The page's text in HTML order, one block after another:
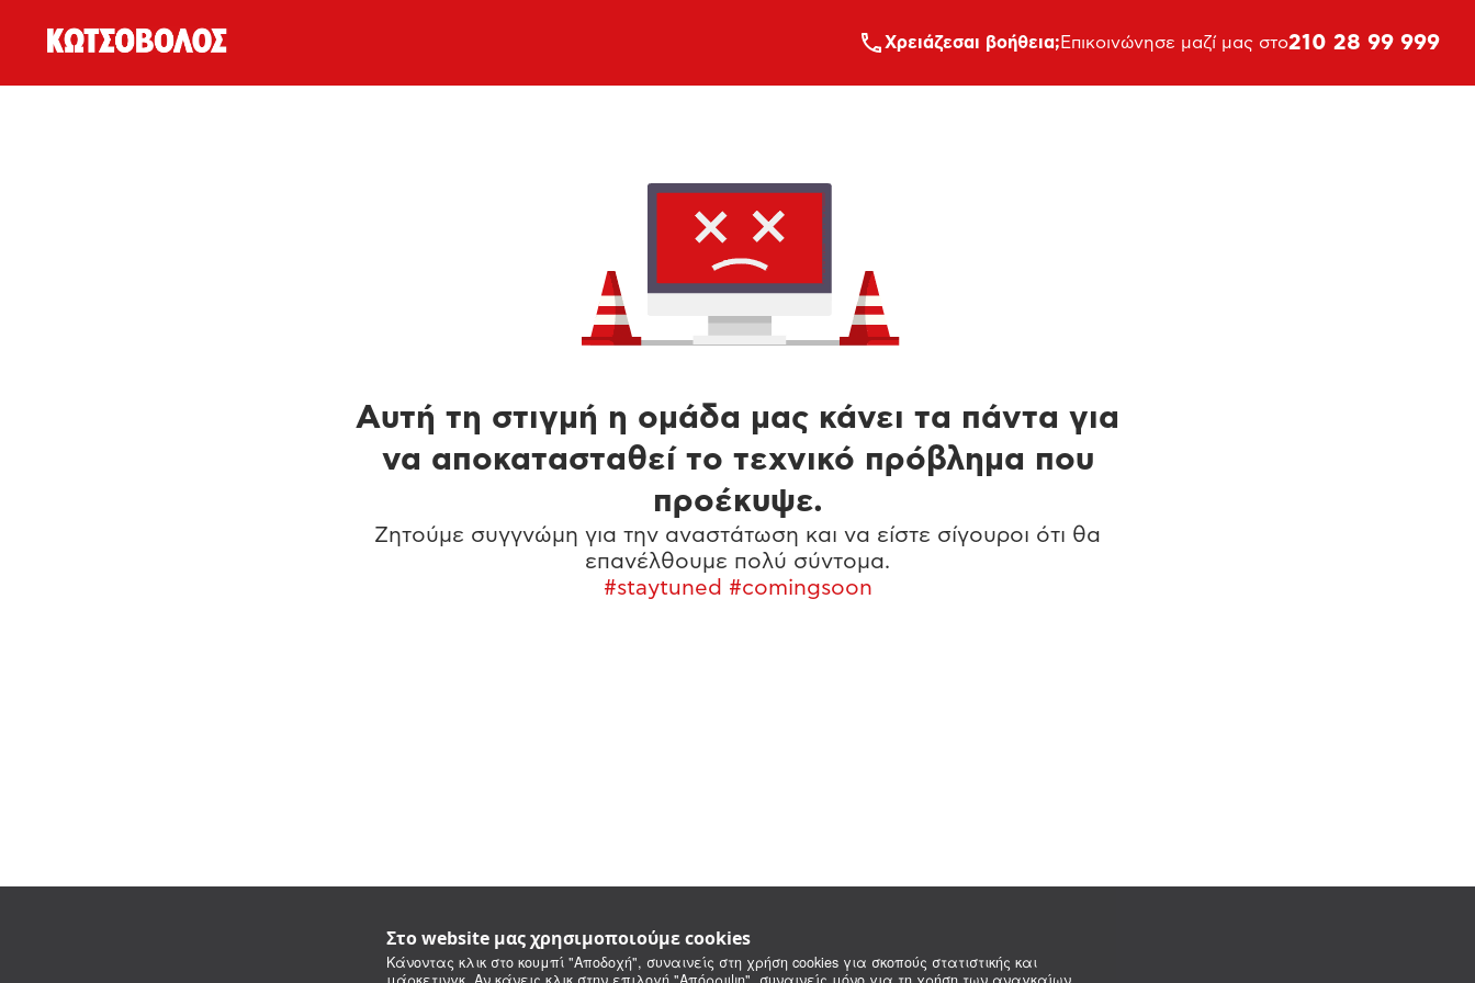
Στο website μας χρησιμοποιούμε cookies
Κάνοντας κλικ στο κουμπί "Αποδοχή", συναινείς στη χρήση cookies για σκοπούς στατιστικής και
Xρειάζεσαι βοήθεια; Επικοινώνησε μαζί μας στο210 28 99 999
Αυτή τη στιγμή η ομάδα μας κάνει τα πάντα για
να αποκατασταθεί το τεχνικό πρόβλημα που
προέκυψε.
Ζητούμε συγγνώμη για την αναστάτωση και να είστε σίγουροι ότι θα
επανέλθουμε πολύ σύντομα.
#staytuned #comingsoon